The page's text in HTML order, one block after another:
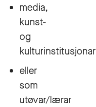
media,
kunst-
og
kulturinstitusjonar
eller
som
utøvar/lærar